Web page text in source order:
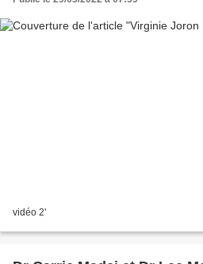
vidéo 2'